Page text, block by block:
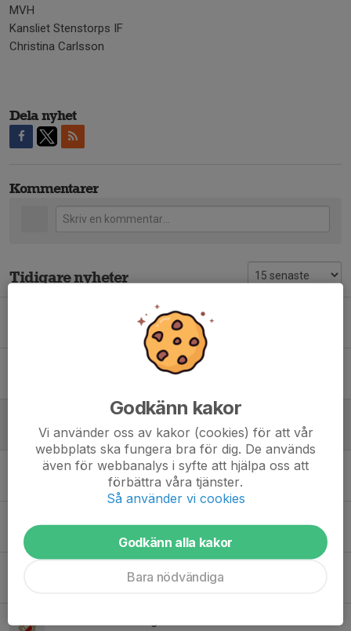
MVH
Kansliet Stenstorps IF
Christina Carlsson
Dela nyhet
Kommentarer
Tidigare nyheter
Utdrag ur Belastningsregistret
Idrottsrabatter finns på kansliet
29 mar 2021 0
Trappstädning
25 feb 2021 0
0
Registrering av ungdomar
Godkänn kakor
Vi använder oss av kakor (cookies) för att vår
webbplats ska fungera bra för dig. De används
även för webbanalys i syfte att hjälpa oss att
förbättra våra tjänster.
Så använder vi cookies
Godkänn alla kakor
Bara nödvändiga